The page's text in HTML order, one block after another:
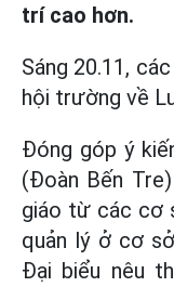
trí cao hơn.
Sáng 20.11,
hội trường về
Đóng góp ý
(Đoàn Bến
giáo từ các cơ
quản lý ở cơ
Đại biểu nêu